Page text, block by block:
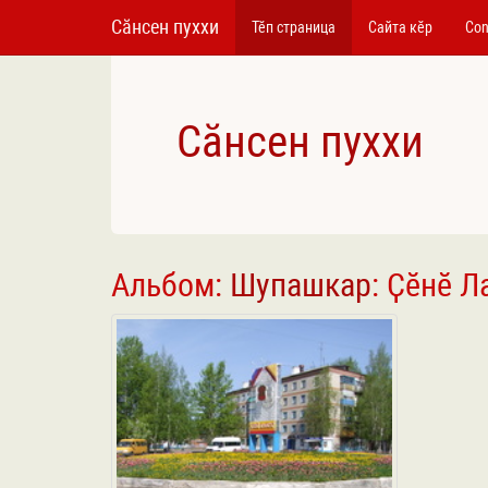
Сӑнсен пуххи Тӗп страница Сайта кӗр
Сӑнсен пуххи
Альбом: Шупашкар: Ҫӗнӗ